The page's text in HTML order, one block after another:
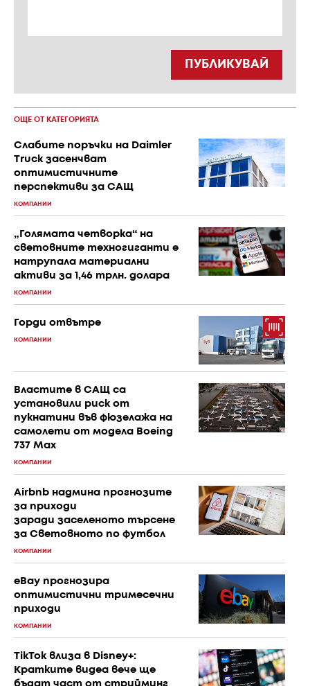
ПУБЛИКУВАЙ
ОЩЕ ОТ КАТЕГОРИЯТА
Слабите поръчки на Daimler
Truck засенчват
оптимистичните
перспективи за САЩ
КОМПАНИИ
„Голямата четворка“ на
световните техногиганти е
натрупала материални
активи за 1,46 трлн. долара
КОМПАНИИ
Горди отвътре
КОМПАНИИ
Властите в САЩ са
установили риск от
пукнатини във фюзелажа на
самолети от модела Boeing
737 Max
КОМПАНИИ
Airbnb надмина прогнозите
за приходи
заради заселеното търсене
за Световното по футбол
КОМПАНИИ
eBay прогнозира
оптимистични тримесечни
приходи
КОМПАНИИ
TikTok влиза в Disney+:
Кратките видеа вече ще